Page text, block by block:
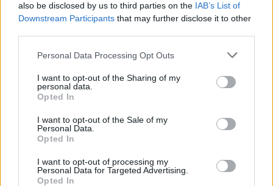
also be disclosed by us to third parties on the IAB’s List of
Downstream Participants that may further disclose it to other
Personal Data Processing Opt Outs
I want to opt-out of the Sharing of my
personal data.
Opted In
I want to opt-out of the Sale of my
Personal Data.
Opted In
I want to opt-out of processing my
Personal Data for Targeted Advertising.
Opted In